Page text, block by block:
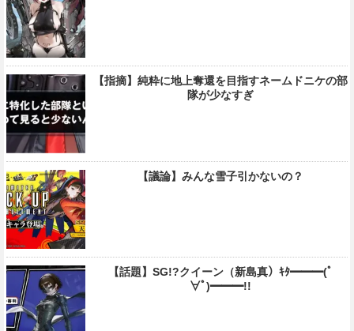
【指摘】純粋に地上奪還を目指すネームドニケの部
隊が少なすぎ
【議論】みんな雪子引かないの？
【話題】SG!?クイーン（新島真）ｷﾀ━━━(ﾟ
∀ﾟ)━━━!!